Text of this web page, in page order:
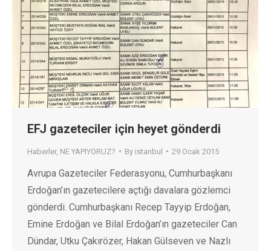
EFJ gazeteciler için heyet gönderdi
Haberler, NE YAPIYORUZ? By istanbul 29 Ocak 2015
Avrupa Gazeteciler Federasyonu, Cumhurbaşkanı
Erdoğan’ın gazetecilere açtığı davalara gözlemci
gönderdi. Cumhurbaşkanı Recep Tayyip Erdoğan,
Emine Erdoğan ve Bilal Erdoğan’ın gazeteciler Can
Dündar, Utku Çakırözer, Hakan Gülseven ve Nazlı